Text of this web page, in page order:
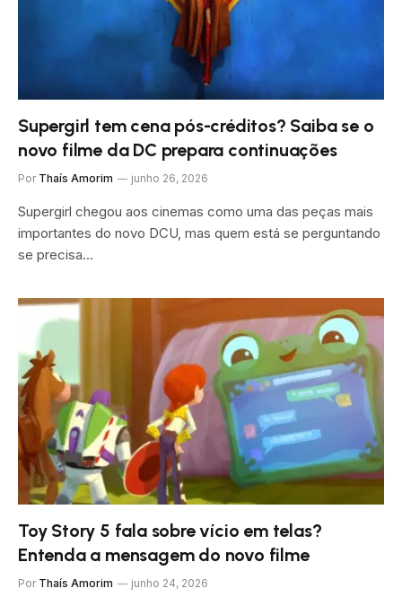
Supergirl tem cena pós-créditos? Saiba se o
novo filme da DC prepara continuações
Por Thaís Amorim junho 26, 2026
Supergirl chegou aos cinemas como uma das peças mais
importantes do novo DCU, mas quem está se perguntando
se precisa…
Toy Story 5 fala sobre vício em telas?
Entenda a mensagem do novo filme
Por Thaís Amorim junho 24, 2026